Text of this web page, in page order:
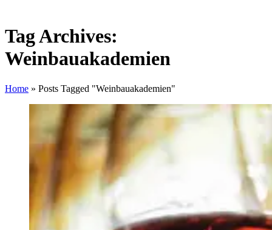
Tag Archives:
Weinbauakademien
Home » Posts Tagged "Weinbauakademien"